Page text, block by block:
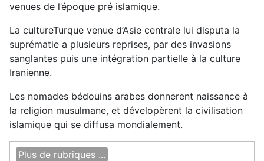
venues de l’époque pré islamique.
La cultureTurque venue d’Asie centrale lui disputa la
suprématie a plusieurs reprises, par des invasions
sanglantes puis une intégration partielle à la culture
Iranienne.
Les nomades bédouins arabes donnerent naissance à
la religion musulmane, et dévelopèrent la civilisation
islamique qui se diffusa mondialement.
Plus de rubriques ...